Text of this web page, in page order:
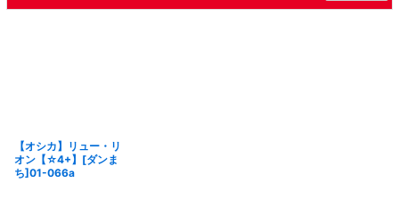
【オシカ】リュー・リ
オン【☆4+】[ダンま
ち]01-066a